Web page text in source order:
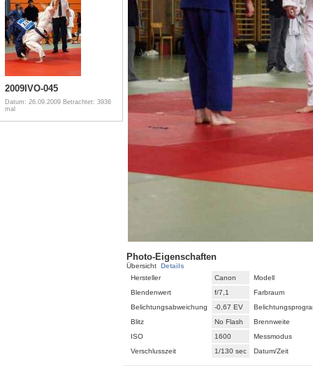
2009IVO-045
Datum: 26.09.2009 Betrachtet: 3936
mal
Photo-Eigenschaften
Übersicht Details
Hersteller
Canon
Modell
Blendenwert
f/7,1
Farbraum
Belichtungsabweichung
-0,67 EV
Blitz
No Flash
Brennweite
ISO
1600
Messmodus
Verschlusszeit
1/130 sec Datum/Zeit